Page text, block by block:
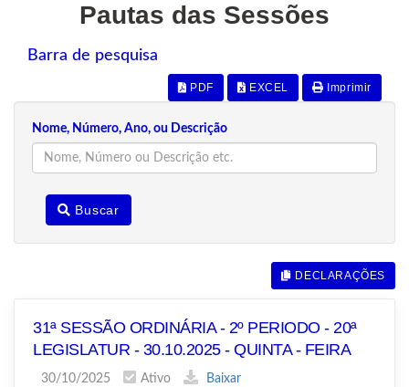
Pautas das Sessões
Barra de pesquisa
PDF EXCEL Imprimir
Nome, Número, Ano, ou Descrição
Buscar
DECLARAÇÕES
31ª SESSÃO ORDINÁRIA - 2º PERIODO - 20ª
LEGISLATUR - 30.10.2025 - QUINTA - FEIRA
30/10/2025 Ativo Baixar